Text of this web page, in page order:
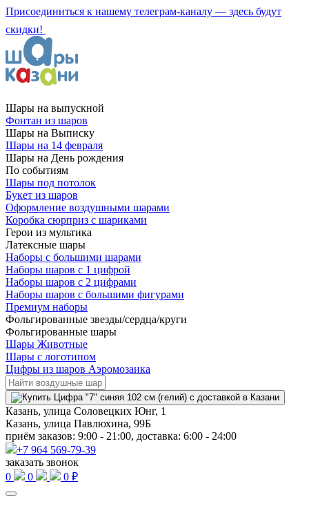
Присоединиться к нашему телеграм-каналу — здесь будут
скидки!
Шары на выпускной
Фонтан из шаров
Шары на Выписку
Шары на 14 февраля
Шары на День рождения
По событиям
Шары под потолок
Букет из шаров
Оформление воздушными шарами
Коробка сюрприз с шариками
Герои из мультика
Латексные шары
Наборы с большими шарами
Наборы шаров с 1 цифрой
Наборы шаров с 2 цифрами
Наборы шаров с большими фигурами
Премиум наборы
Фольгированные звезды/сердца/круги
Фольгированные шары
Шары Животные
Шары с логотипом
Цифры из шаров Аэромозаика
Казань, улица Соловецких Юнг, 1
Казань, улица Павлюхина, 99Б
приём заказов: 9:00 - 21:00, доставка: 6:00 - 24:00
+7 964 569-79-39
заказать звонок
0
0 0 ₽